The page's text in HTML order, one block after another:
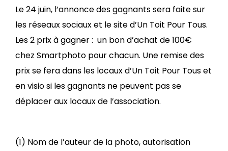
Le 24 juin, l’annonce des gagnants sera faite sur
les réseaux sociaux et le site d’Un Toit Pour Tous.
Les 2 prix à gagner : un bon d’achat de 100€
chez Smartphoto pour chacun. Une remise des
prix se fera dans les locaux d’Un Toit Pour Tous et
en visio si les gagnants ne peuvent pas se
déplacer aux locaux de l’association.
(1) Nom de l’auteur de la photo, autorisation